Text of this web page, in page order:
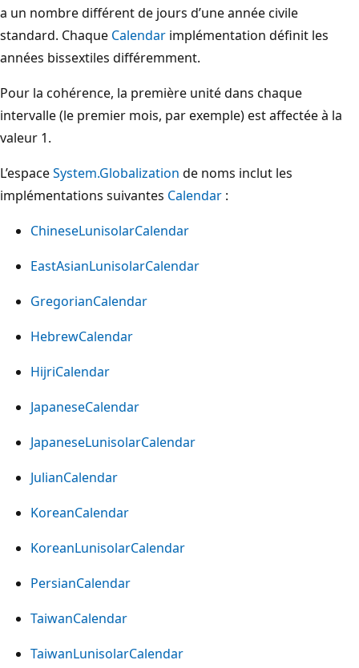
a un nombre différent de jours d’une année civile
standard. Chaque Calendar implémentation définit les
années bissextiles différemment.
Pour la cohérence, la première unité dans chaque
intervalle (le premier mois, par exemple) est affectée à la
valeur 1.
L’espaceSystem.Globalization de noms inclut les
implémentations suivantes Calendar :
ChineseLunisolarCalendar
EastAsianLunisolarCalendar
GregorianCalendar
HebrewCalendar
HijriCalendar
JapaneseCalendar
JapaneseLunisolarCalendar
JulianCalendar
KoreanCalendar
KoreanLunisolarCalendar
PersianCalendar
TaiwanCalendar
TaiwanLunisolarCalendar